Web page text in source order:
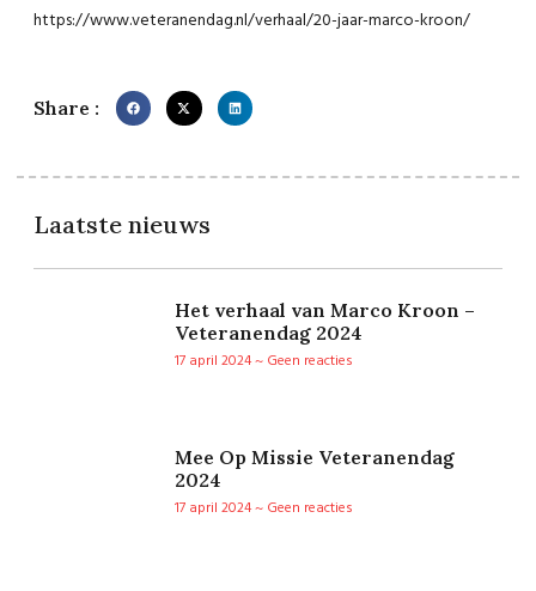
https://www.veteranendag.nl/verhaal/20-jaar-marco-kroon/
Share :
Laatste nieuws
Het verhaal van Marco Kroon –
Veteranendag 2024
17 april 2024
Geen reacties
Mee Op Missie Veteranendag
2024
17 april 2024
Geen reacties